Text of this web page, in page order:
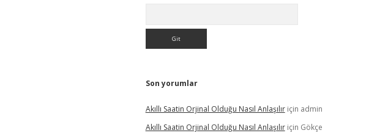
Son yorumlar
Akıllı Saatin Orjinal Olduğu Nasıl Anlaşılıriçin admin
Akıllı Saatin Orjinal Olduğu Nasıl Anlaşılıriçin Gökçe